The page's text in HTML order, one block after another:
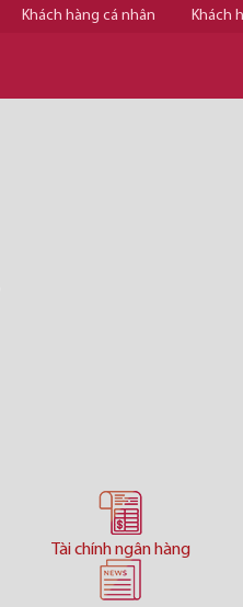
Khách hàng cá nhân Khách
Tài chính ngân hàng